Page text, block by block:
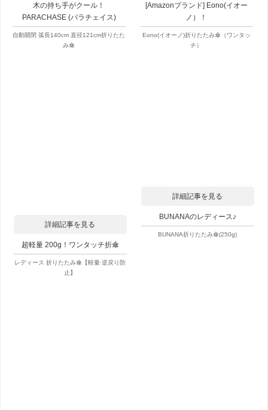
木の持ち手がクール！
PARACHASE (パラチェイス)
自動開閉 弧長140cm 直径121cm折りたた
み傘
[Amazonブランド] Eono(イオー
ノ）！
Eono(イオーノ)折りたたみ傘（ワンタッ
チ）
詳細記事を見る
超軽量 200g！ワンタッチ折傘
レディース 折りたたみ傘【軽量·逆戻り防
止】
詳細記事を見る
BUNANAのレディース♪
BUNANA折りたたみ傘(250g)